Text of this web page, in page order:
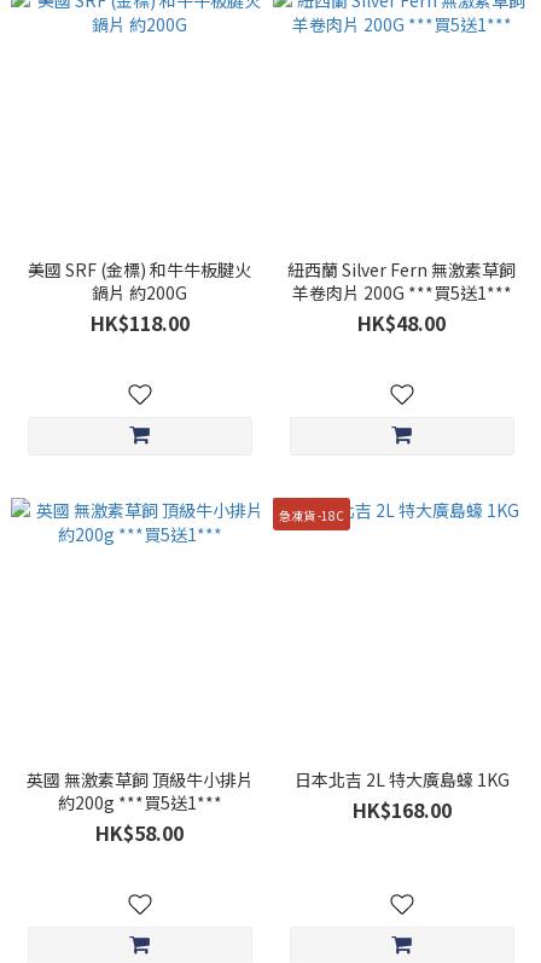
美國 SRF (金標) 和牛牛板腱火
鍋片 約200G
HK$118.00
紐西蘭 Silver Fern 無激素草飼
羊卷肉片 200G ***買5送1***
HK$48.00
英國 無激素草飼 頂級牛小排片
約200g ***買5送1***
HK$58.00
急凍貨 -18C
日本北吉 2L 特大廣島蠔 1KG
HK$168.00